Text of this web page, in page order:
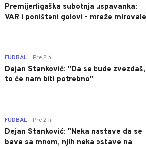
Premijerligaška subotnja uspavanka:
VAR i poništeni golovi - mreže mirovale
FUDBAL Pre 2 h
Dejan Stanković: "Da se bude zvezdaš,
to će nam biti potrebno"
FUDBAL Pre 2 h
Dejan Stanković: "Neka nastave da se
bave sa mnom, njih neka ostave na